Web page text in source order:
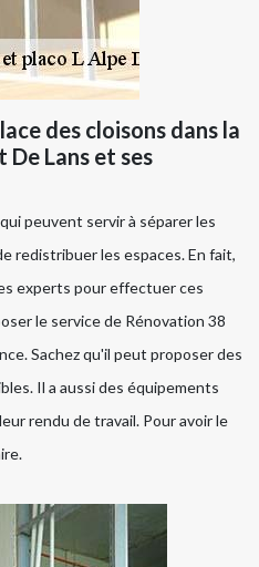
des cloisons dans la
De Lans et ses
peuvent servir à séparer les
redistribuer les espaces. En fait,
experts pour effectuer ces
le service de Rénovation 38
Sachez qu'il peut proposer des
Il a aussi des équipements
rendu de travail. Pour avoir le